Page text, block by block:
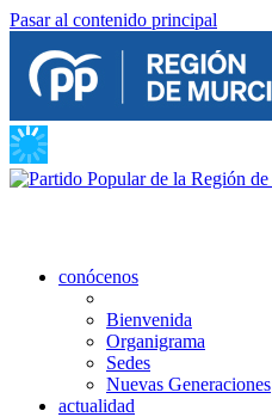
Pasar al contenido principal
conócenos
Bienvenida
Organigrama
Sedes
Nuevas Generaciones
actualidad